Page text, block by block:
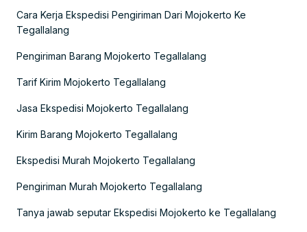
Cara Kerja Ekspedisi Pengiriman Dari Mojokerto Ke
Tegallalang
Pengiriman Barang Mojokerto Tegallalang
Tarif Kirim Mojokerto Tegallalang
Jasa Ekspedisi Mojokerto Tegallalang
Kirim Barang Mojokerto Tegallalang
Ekspedisi Murah Mojokerto Tegallalang
Pengiriman Murah Mojokerto Tegallalang
Tanya jawab seputar Ekspedisi Mojokerto ke Tegallalang